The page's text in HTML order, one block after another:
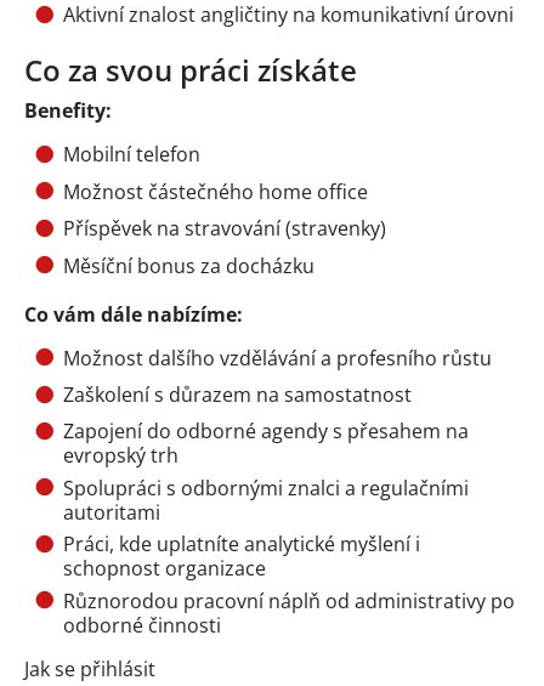
Aktivní znalost angličtiny na komunikativní úrovni
Co za svou práci získáte
Benefity:
Mobilní telefon
Možnost částečného home office
Příspěvek na stravování (stravenky)
Měsíční bonus za docházku
Co vám dále nabízíme:
Možnost dalšího vzdělávání a profesního růstu
Zaškolení s důrazem na samostatnost
Zapojení do odborné agendy s přesahem na
evropský trh
Spolupráci s odbornými znalci a regulačními
autoritami
Práci, kde uplatníte analytické myšlení i
schopnost organizace
Různorodou pracovní náplň od administrativy po
odborné činnosti
Jak se přihlásit